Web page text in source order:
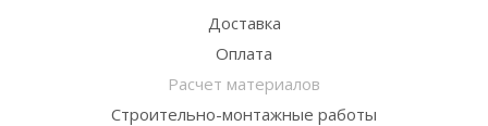
Доставка
Оплата
Расчет материалов
Строительно-монтажные работы